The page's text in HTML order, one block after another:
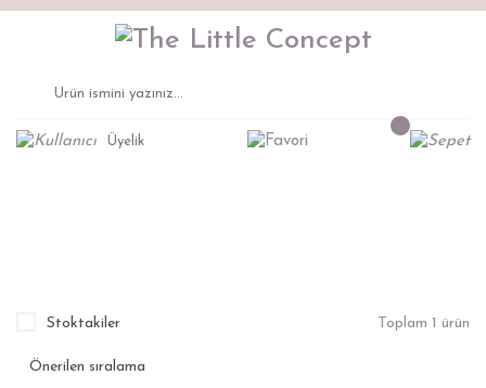
Üyelik
Stoktakiler Toplam 1 ürün